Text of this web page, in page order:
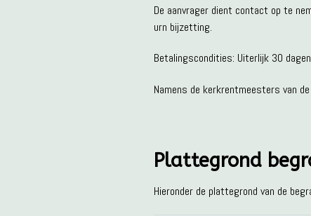
De aanvrager dient contact op te
urn bijzetting.
Betalingscondities: Uiterlijk 30
Namens de kerkrentmeesters van
Plattegrond
Hieronder de plattegrond van de